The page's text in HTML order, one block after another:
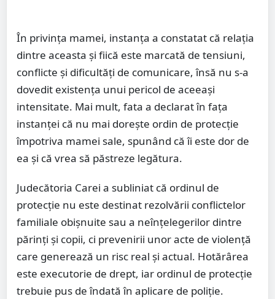
În privința mamei, instanța a constatat că relația
dintre aceasta și fiică este marcată de tensiuni,
conflicte și dificultăți de comunicare, însă nu s-a
dovedit existența unui pericol de aceeași
intensitate. Mai mult, fata a declarat în fața
instanței că nu mai dorește ordin de protecție
împotriva mamei sale, spunând că îi este dor de
ea și că vrea să păstreze legătura.
Judecătoria Carei a subliniat că ordinul de
protecție nu este destinat rezolvării conflictelor
familiale obișnuite sau a neînțelegerilor dintre
părinți și copii, ci prevenirii unor acte de violență
care generează un risc real și actual. Hotărârea
este executorie de drept, iar ordinul de protecție
trebuie pus de îndată în aplicare de poliție.